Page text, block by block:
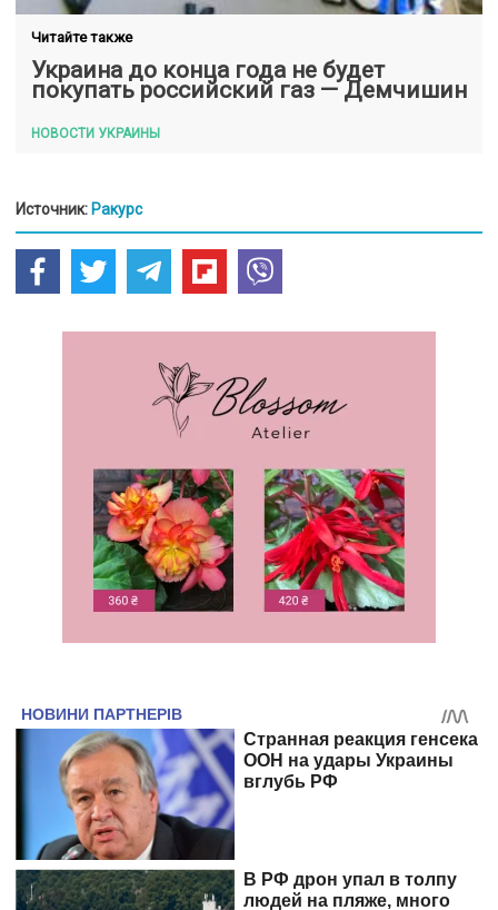
Читайте также
Украина до конца года не будет
покупать российский газ — Демчишин
НОВОСТИ УКРАИНЫ
Источник: Ракурс